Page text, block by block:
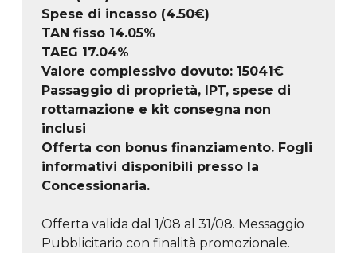
Spese di incasso (4.50€)
TAN fisso 14.05%
TAEG 17.04%
Valore complessivo dovuto: 15041€
Passaggio di proprietà, IPT, spese di
rottamazione e kit consegna non
inclusi
Offerta con bonus finanziamento. Fogli
informativi disponibili presso la
Concessionaria.
Offerta valida dal 1/08 al 31/08. Messaggio
Pubblicitario con finalità promozionale.